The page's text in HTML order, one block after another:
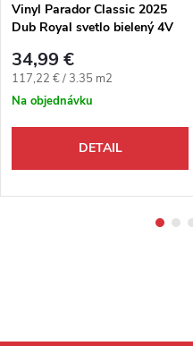
Vinyl Parador Classic 2025
Dub Royal svetlo bielený 4V
34,99 €
Jednotková cena:
117,22 € / 3.35 m2
Na objednávku
DETAIL